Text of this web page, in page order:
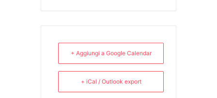
+ Aggiungi a Google Calendar
+ iCal / Outlook export